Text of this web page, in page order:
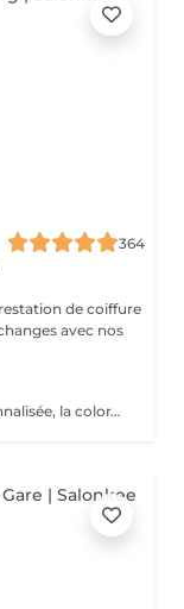
364
avec nos
Le pack comprend une consultation personnalisée, la coloration avec les produits LOREAL PROFESSIONNEL , shampooing et conditionneur spécifiques REDKEN , la coupe IGORANCE ( finitions sur cheveux secs) , les produits de styling REDKEN * Tarifs à titre indicatifs à confirmer après la consultation personnalisée établit auprès de votre coiffeur/stylist/spécialiste * La direction se réserve le droit d’apporter des modifications pour le bon fonctionnement du salon